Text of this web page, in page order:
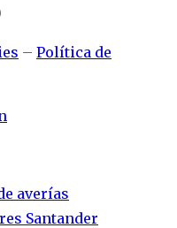
– Política de
averías
Santander